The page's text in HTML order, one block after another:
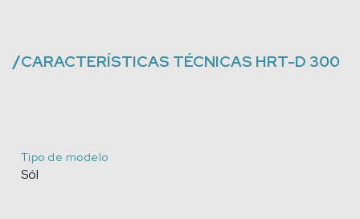
/CARACTERÍSTICAS TÉCNICAS HRT-D 300
Tipo de modelo
Sól